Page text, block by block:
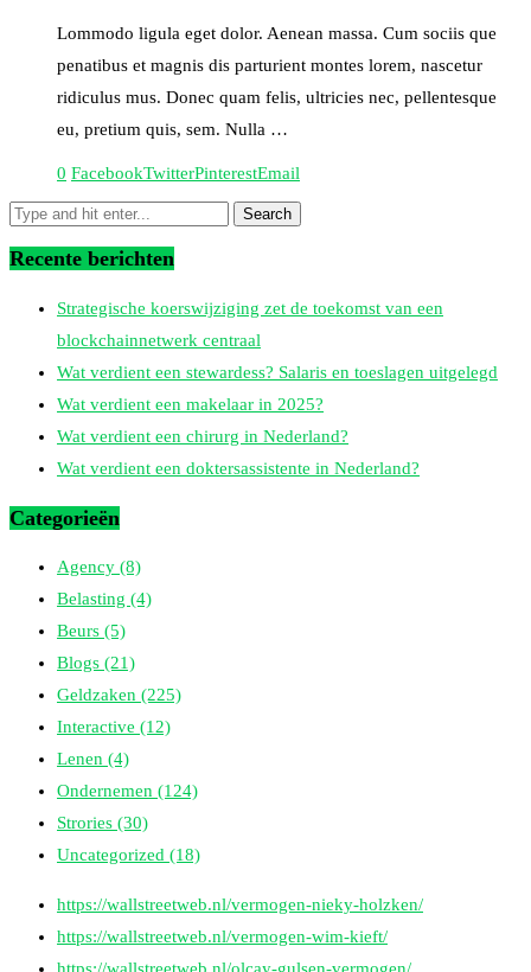
Lommodo ligula eget dolor. Aenean massa. Cum sociis que
penatibus et magnis dis parturient montes lorem, nascetur
ridiculus mus. Donec quam felis, ultricies nec, pellentesque
eu, pretium quis, sem. Nulla …
0 FacebookTwitterPinterestEmail
Recente berichten
Strategische koerswijziging zet de toekomst van een
blockchainnetwerk centraal
Wat verdient een stewardess? Salaris en toeslagen uitgelegd
Wat verdient een makelaar in 2025?
Wat verdient een chirurg in Nederland?
Wat verdient een doktersassistente in Nederland?
Categorieën
Agency (8)
Belasting (4)
Beurs (5)
Blogs (21)
Geldzaken (225)
Interactive (12)
Lenen (4)
Ondernemen (124)
Strories (30)
Uncategorized (18)
https://wallstreetweb.nl/vermogen-nieky-holzken/
https://wallstreetweb.nl/vermogen-wim-kieft/